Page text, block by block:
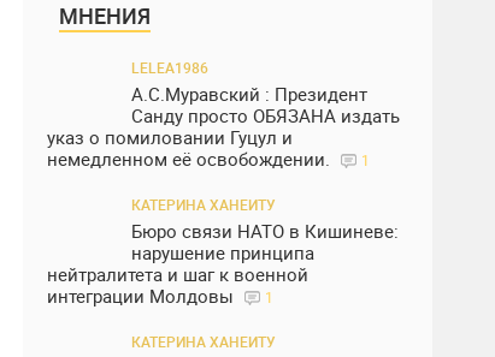
МНЕНИЯ
LELEA1986
А.С.Муравский : Президент
Санду просто ОБЯЗАНА издать
указ о помиловании Гуцул и
немедленном её освобождении.
1
КАТЕРИНА ХАНЕИТУ
Бюро связи НАТО в Кишиневе:
нарушение принципа
нейтралитета и шаг к военной
интеграции Молдовы
1
КАТЕРИНА ХАНЕИТУ